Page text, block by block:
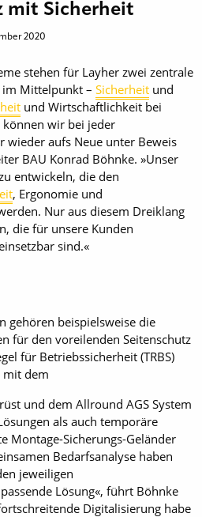
mit Sicherheit
2020
stehen für Layher zwei zentrale
im Mittelpunkt – Sicherheit und
und Wirtschaftlichkeit bei
können wir bei jeder
aufs Neue unter Beweis
BAU Konrad Böhnke. »Unser
entwickeln, die den
, Ergonomie und
Nur aus diesem Dreiklang
die für unsere Kunden
sind.«
gehören beispielsweise die
für den voreilenden Seitenschutz
für Betriebssicherheit (TRBS)
mit dem
und dem Allround AGS System
als auch temporäre
Montage-Sicherungs-Geländer
Bedarfsanalyse haben
jeweiligen
Lösung«, führt Böhnke
Digitalisierung habe